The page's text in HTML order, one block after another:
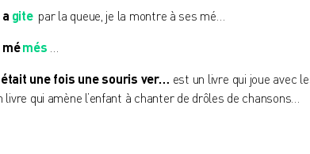
a gite par la queue, je la montre à ses mé…
mémés …
une fois une souris ver… est un livre qui joue avec
qui amène l’enfant à chanter de drôles de chansons…